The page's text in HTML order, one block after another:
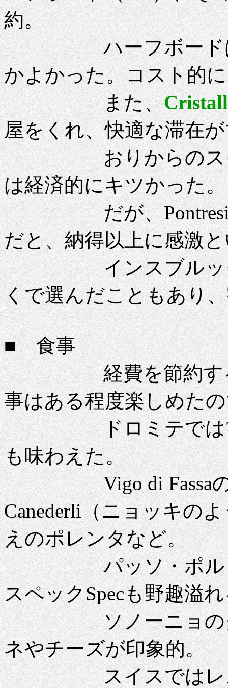
約。
ハーフボードは初
かよかった。コスト的
また、
屋をくれ、快適な滞在
おりからのスイス
は経済的にキツかった。
だが、
だと、納得以上に感激
インスブルックの
くで選んだこともあり
■ 食事
経費を節約する中
事はある程度楽しめた
ドロミテでは7泊
も味わえた。
Vigo di Fassa
Canederli（ニョッキの
えのポレンタなど。
パッソ・ポルドイ
スペックSpecも野趣溢
ソノーニョのグロ
ネやチーズが印象的。
スイスではレスト